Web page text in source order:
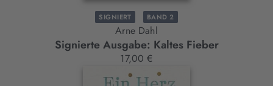
SIGNIERT BAND 2
Arne Dahl
Signierte Ausgabe: Kaltes Fieber
17,00 €